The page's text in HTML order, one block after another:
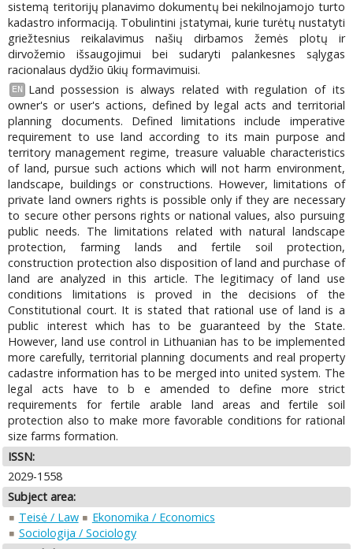
sistemą teritorijų planavimo dokumentų bei nekilnojamojo turto
kadastro informaciją. Tobulintini įstatymai, kurie turėtų nustatyti
griežtesnius reikalavimus našių dirbamos žemės plotų ir
dirvožemio išsaugojimui bei sudaryti palankesnes sąlygas
racionalaus dydžio ūkių formavimuisi.
EN
Land possession is always related with regulation of its
owner's or user's actions, defined by legal acts and territorial
planning documents. Defined limitations include imperative
requirement to use land according to its main purpose and
territory management regime, treasure valuable characteristics
of land, pursue such actions which will not harm environment,
landscape, buildings or constructions. However, limitations of
private land owners rights is possible only if they are necessary
to secure other persons rights or national values, also pursuing
public needs. The limitations related with natural landscape
protection, farming lands and fertile soil protection,
construction protection also disposition of land and purchase of
land are analyzed in this article. The legitimacy of land use
conditions limitations is proved in the decisions of the
Constitutional court. It is stated that rational use of land is a
public interest which has to be guaranteed by the State.
However, land use control in Lithuanian has to be implemented
more carefully, territorial planning documents and real property
cadastre information has to be merged into united system. The
legal acts have to b e amended to define more strict
requirements for fertile arable land areas and fertile soil
protection also to make more favorable conditions for rational
size farms formation.
ISSN:
2029-1558
Subject area:
Teisė / Law
Ekonomika / Economics
Sociologija / Sociology